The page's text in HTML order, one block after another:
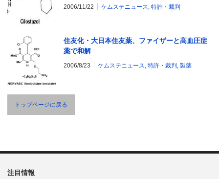
2006/11/22 ケムステニュース, 特許・裁判
住友化・大日本住友薬、ファイザーと高血圧症
薬で和解
2006/8/23 ケムステニュース, 特許・裁判 , 製薬
トップページに戻る
注目情報